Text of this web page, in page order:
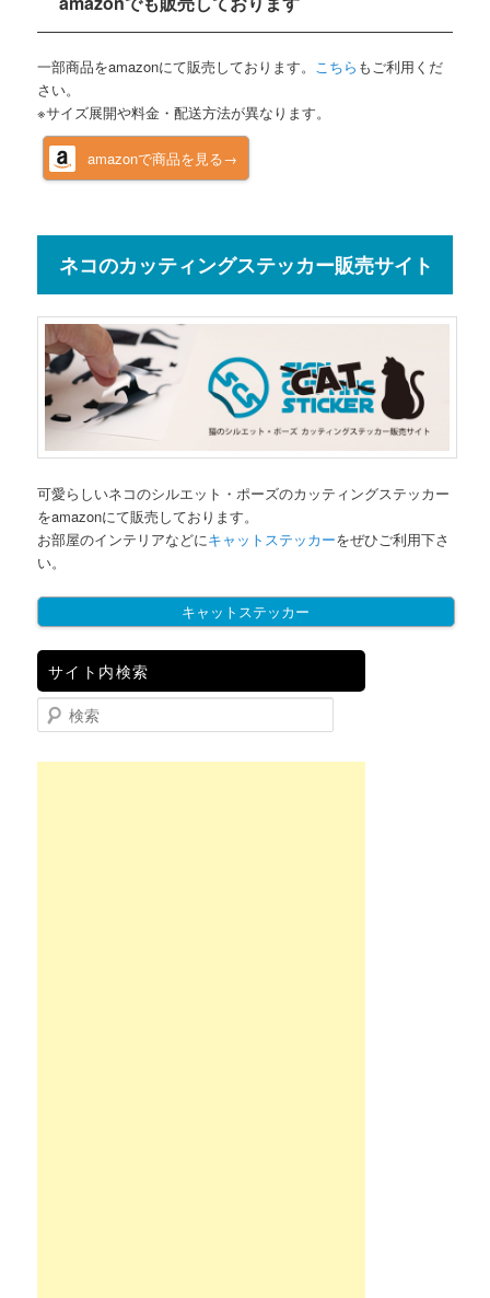
一部商品をamazonにて販売しております。 こちら もご利用くだ
さい。
※サイズ展開や料金・配送方法が異なります。
amazonで商品を見る→
ネコのカッティングステッカー販売サイト
可愛らしいネコのシルエット・ポーズのカッティングステッカー
をamazonにて販売しております。
お部屋のインテリアなどにキャットステッカーをぜひご利用下さ
い。
キャットステッカー
サイト内検索
検索